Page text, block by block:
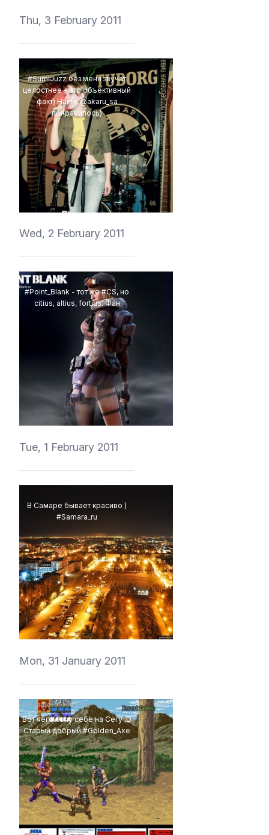
Thu, 3 February 2011
#SumrJuzz без меня звучат
целостнее - это объективный
факт) Нам с @akaru_sa
понравилось)
vedmich
Wed, 2 February 2011
#Point_Blank - тот же #CS, но
citius, altius, fortius. Фан
vedmich
Tue, 1 February 2011
В Самаре бывает красиво )
#Samara_ru
vedmich
Mon, 31 January 2011
Вот чего хочу себе на Сегу :D
Старый добрый #Golden_Axe
vedmich